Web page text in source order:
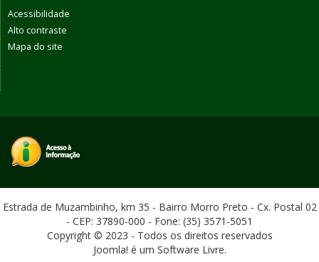
Acessibilidade
Alto contraste
Mapa do site
Estrada de Muzambinho, km 35 - Bairro Morro Preto - Cx. Postal 02
- CEP: 37890-000 - Fone: (35) 3571-5051
Copyright © 2023 - Todos os direitos reservados
Joomla! é um Software Livre.